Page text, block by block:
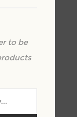
to be